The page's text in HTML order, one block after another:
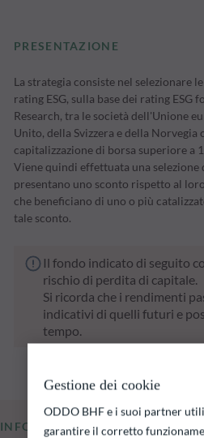
PRESENTAZIONE
La strategia consiste nel selezionare
rating ESG, sulla base dei rating ESG
Research, tra le società dell'Unione
Unito, della Svizzera e della Norvegia
capitalizzazione di borsa superiore a
Viene quindi effettuata una
presentano uno sconto rispetto al
che beneficiano di uno o più
tale sconto.
Il fondo indicato di seguito
rischio di perdita di capitale.
Si ricorda che i rendimenti
indicativi di quelli futuri e
tempo.
INFORMAZIONI CHIAVE
Gestione dei cookie
ODDO BHF e i suoi partner
garantire il corretto